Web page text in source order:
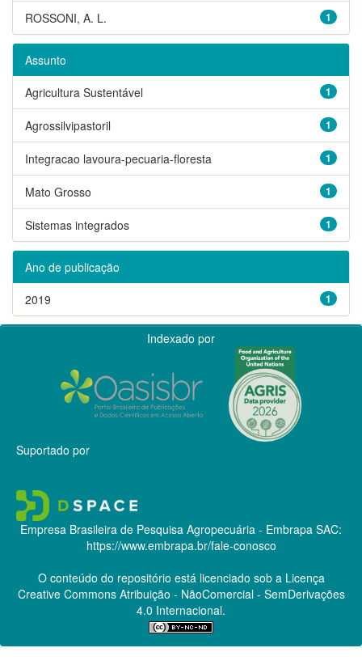
1
ROSSONI, A. L.
Assunto
1
Agricultura Sustentável
1
Agrossilvipastoril
1
Integracao lavoura-pecuaria-floresta
1
Mato Grosso
1
Sistemas integrados
Ano de publicação
1
2019
Indexado por
Suportado por
Empresa Brasileira de Pesquisa Agropecuária - Embrapa SAC:
https://www.embrapa.br/fale-conosco
O conteúdo do repositório está licenciado sob a Licença
Creative CommonsAtribuição - NãoComercial - SemDerivações
4.0 Internacional.